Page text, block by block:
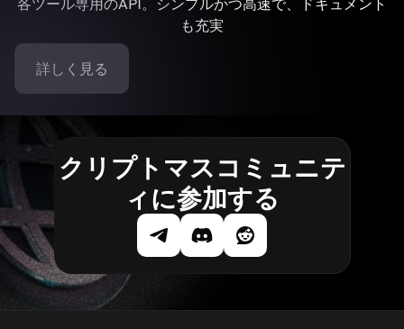
各ツール専用のAPI。シンプルかつ高速で、ドキュメント
も充実
詳しく見る
クリプトマスコミュニテ
ィに参加する